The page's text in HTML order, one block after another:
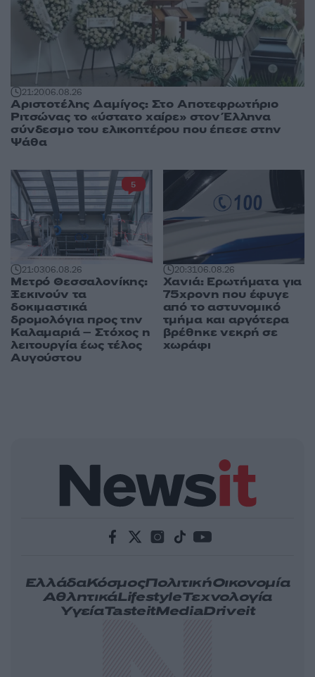
21:2006.08.26
Αριστοτέλης Δαμίγος: Στο Αποτεφρωτήριο
Ριτσώνας το «ύστατο χαίρε» στον Έλληνα
σύνδεσμο του ελικοπτέρου που έπεσε στην
Ψάθα
21:0306.08.26
Μετρό Θεσσαλονίκης:
Ξεκινούν τα
δοκιμαστικά
δρομολόγια προς την
Καλαμαριά – Στόχος η
λειτουργία έως τέλος
Αυγούστου
5
20:3106.08.26
Χανιά: Ερωτήματα για
75χρονη που έφυγε
από το αστυνομικό
τμήμα και αργότερα
βρέθηκε νεκρή σε
χωράφι
ΕλλάδαΚόσμοςΠολιτικήΟικονομία
ΑθλητικάLifestyleΤεχνολογία
ΥγείαTasteitMediaDriveit